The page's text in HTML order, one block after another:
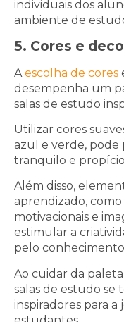
individuais dos
ambiente de
5. Cores e
A escolha de cores
desempenha um
salas de estudo
Utilizar cores
azul e verde,
tranquilo e
Além disso,
aprendizado,
motivacionais e
estimular a
pelo
Ao cuidar da
salas de estudo se
inspiradores para